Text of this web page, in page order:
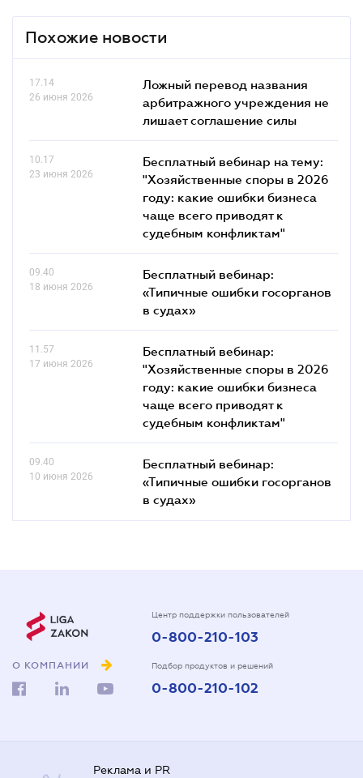
Похожие новости
17.14
26 июня 2026
Ложный перевод названия
арбитражного учреждения не
лишает соглашение силы
10.17
23 июня 2026
Бесплатный вебинар на тему:
"Хозяйственные споры в 2026
году: какие ошибки бизнеса
чаще всего приводят к
судебным конфликтам"
09.40
18 июня 2026
Бесплатный вебинар:
«Типичные ошибки госорганов
в судах»
11.57
17 июня 2026
Бесплатный вебинар:
"Хозяйственные споры в 2026
году: какие ошибки бизнеса
чаще всего приводят к
судебным конфликтам"
09.40
10 июня 2026
Бесплатный вебинар:
«Типичные ошибки госорганов
в судах»
О КОМПАНИИ
Центр поддержки пользователей
0-800-210-103
Подбор продуктов и решений
0-800-210-102
Реклама и PR